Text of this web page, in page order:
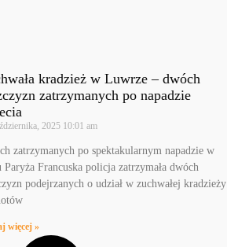
kradzież w Luwrze – dwóch
zatrzymanych po napadzie
2025 10:01 am
zatrzymanych po spektakularnym napadzie w
Paryża Francuska policja zatrzymała dwóch
podejrzanych o udział w zuchwałej kradzieży
więcej »